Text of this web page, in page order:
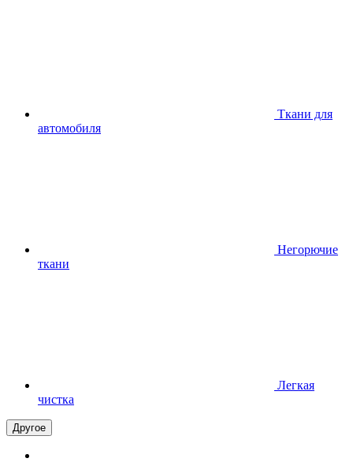
Ткани для
автомобиля
Негорючие
ткани
Легкая
чистка
Другое